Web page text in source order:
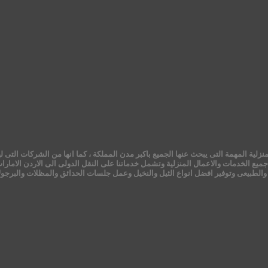
المهمة التى يبحث عنها الجميع باكبر مدن المملكة ، كما انها من الشركات التى
الخدمات والاعمال المنزلية وتشمل خدماتنا على النقل الدولى الى الاردن
وتوفير افضل انواع الثيل والنخيل وعمل جلسات الحدائق والمظلات